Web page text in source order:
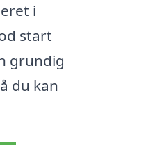
i
start
grundig
du kan